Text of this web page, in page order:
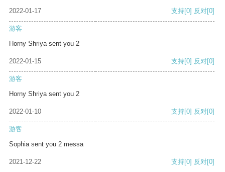
2022-01-17 支持[0] 反对[0]
游客
Horny Shriya sent you 2
2022-01-15 支持[0] 反对[0]
游客
Horny Shriya sent you 2
2022-01-10 支持[0] 反对[0]
游客
Sophia sent you 2 messa
2021-12-22 支持[0] 反对[0]